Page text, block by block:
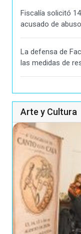
Fiscalía solicitó
acusado de
La defensa de
las medidas de
Arte y Cultura